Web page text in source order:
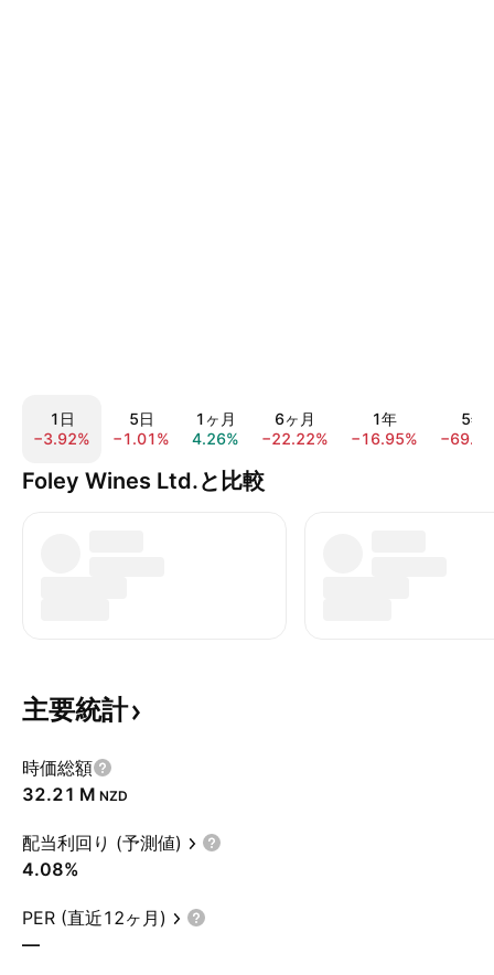
1日
−3.92%
5日
−1.01%
1ヶ月
4.26%
6ヶ月
−22.22%
1年
−16.95%
5年
Foley Wines Ltd.と比較
主要統計
時価総額
‪32.21 M‬ NZD
配当利回り (予測値)
4.08%
PER (直近12ヶ月)
—